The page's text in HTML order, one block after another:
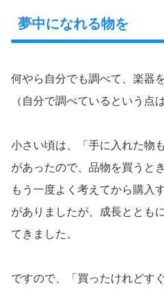
夢中になれる物を
何やら自分でも調べて、楽器
（自分で調べているという点
小さい頃は、「手に入れた物
があったので、品物を買うと
もう一度よく考えてから購入
がありましたが、成長ととも
てきました。
ですので、「買ったけれどす